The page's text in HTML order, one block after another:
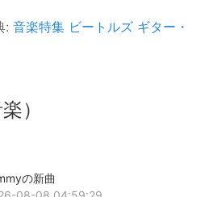
: 音楽特集 ビートルズ ギター・
）
の新曲